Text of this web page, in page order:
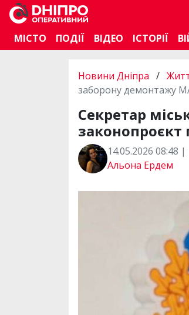
МІСТО
ПОДІЇ ВІДЕО ІСТОРІЇ
Новини Дніпра /
заборону демонтажу
Секретар
14.05.2026 08:48 |
Альона Ердем